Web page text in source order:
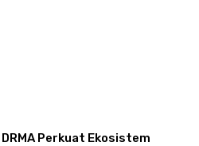
DRMA Perkuat Ekosistem